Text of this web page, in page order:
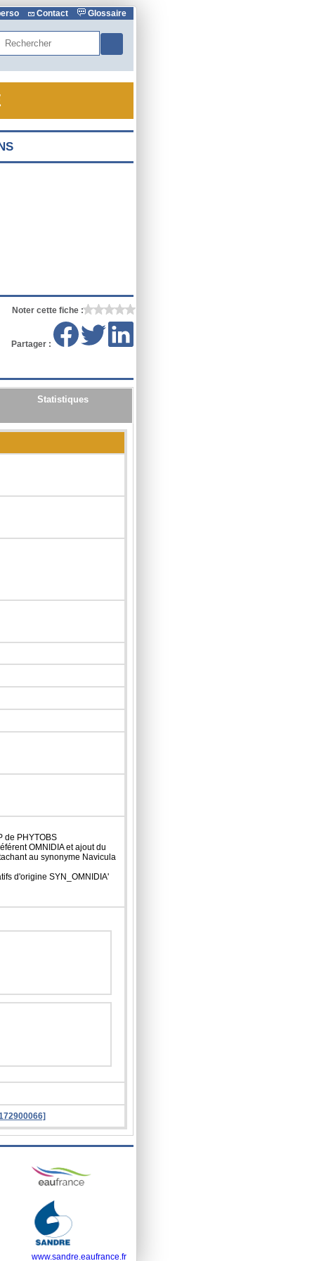
Contact Glossaire
Rechercher
Noter cette fiche :
Partager :
Statistiques
de PHYTOBS
OMNIDIA et ajout du
au synonyme Navicula
d'origine SYN_OMNIDIA'
www.sandre.eaufrance.fr